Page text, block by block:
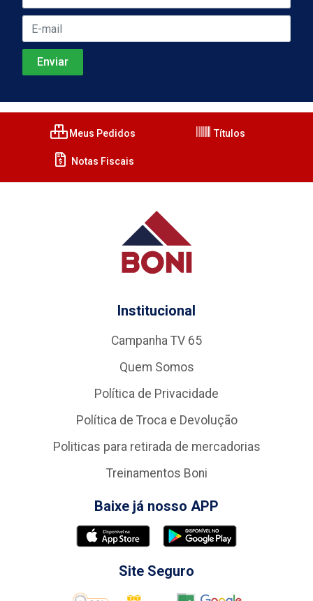
Meus Pedidos Títulos
Notas Fiscais
Institucional
Campanha TV 65
Quem Somos
Política de Privacidade
Política de Troca e Devolução
Politicas para retirada de mercadorias
Treinamentos Boni
Baixe já nosso APP
Site Seguro